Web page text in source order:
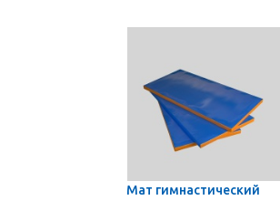
Мат гимнастический